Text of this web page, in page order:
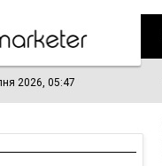
2026, 05:47